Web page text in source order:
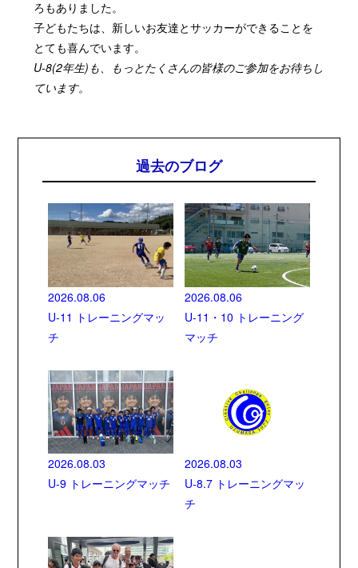
ろもありました。
子どもたちは、新しいお友達とサッカーができることを
とても喜んでいます。
U-8(2年生)も、もっとたくさんの皆様のご参加をお待ちし
ています。
過去のブログ
2026.08.06
U-11 トレーニングマッ
チ
2026.08.06
U-11・10 トレーニング
マッチ
2026.08.03
U-9 トレーニングマッチ
2026.08.03
U-8.7 トレーニングマッ
チ